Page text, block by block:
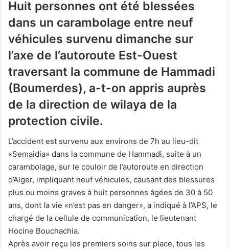
Huit personnes ont été blessées
dans un carambolage entre neuf
véhicules survenu dimanche sur
l’axe de l’autoroute Est-Ouest
traversant la commune de Hammadi
(Boumerdes), a-t-on appris auprès
de la direction de wilaya de la
protection civile.
L’accident est survenu aux environs de 7h au lieu-dit
«Semaidia» dans la commune de Hammadi, suite à un
carambolage, sur le couloir de l’autoroute en direction
d’Alger, impliquant neuf véhicules, causant des blessures
plus ou moins graves à huit personnes âgées de 30 à 50
ans, dont la vie «n’est pas en danger», a indiqué à l’APS, le
chargé de la cellule de communication, le lieutenant
Hocine Bouchachia.
Après avoir reçu les premiers soins sur place, tous les